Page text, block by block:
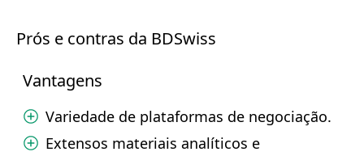
Prós e contras da BDSwiss
Vantagens
Variedade de plataformas de negociação.
Extensos materiais analíticos e